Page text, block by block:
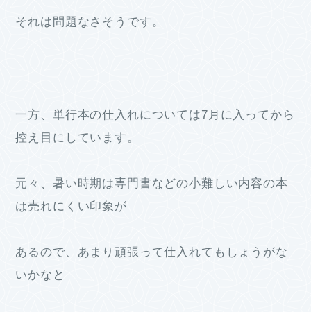
それは問題なさそうです。
一方、単行本の仕入れについては7月に入ってから
控え目にしています。
元々、暑い時期は専門書などの小難しい内容の本
は売れにくい印象が
あるので、あまり頑張って仕入れてもしょうがな
いかなと